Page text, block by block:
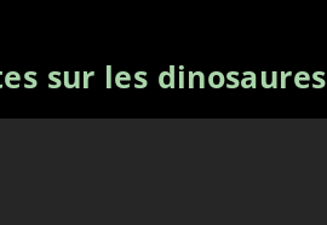
sur les dinosaures